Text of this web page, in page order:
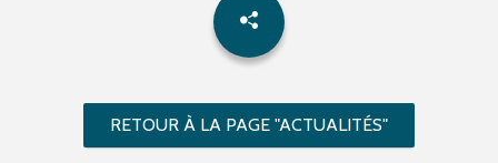
RETOUR À LA PAGE "ACTUALITÉS"